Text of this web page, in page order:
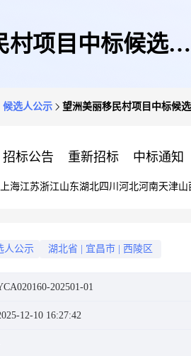
村项目中标候选人
候选人公示 望洲美丽移民村项目中标候
招标公告 重新招标 中标通知
上海江苏浙江山东湖北四川 河北河南天津山
人公示 湖北省 宜昌市 西陵区
202501-01
12-10 16:27:42